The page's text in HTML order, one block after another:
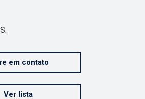
em contato
Ver lista